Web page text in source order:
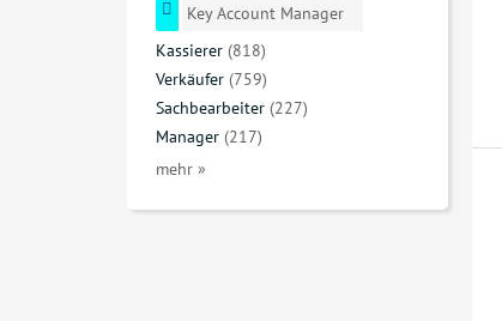
Key Account Manager
Kassierer (818)
Verkäufer (759)
Sachbearbeiter (227)
Manager (217)
mehr »